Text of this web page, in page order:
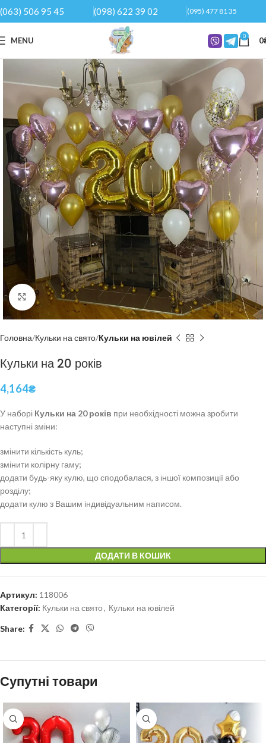
(063) 506 95 45 (098) 622 39 02 (095) 477 81 35
MENU 0 0
Click to enlarge
Головна Кульки на свято Кульки на ювілей
Кульки на 20 років
4,164₴
У наборі Кульки на 20 років при необхідності можна зробити
наступні зміни:
змінити кількість куль;
змінити колірну гаму;
додати будь-яку кулю, що сподобалася, з іншої композиції або
розділу;
додати кулю з Вашим індивідуальним написом.
ДОДАТИ В КОШИК
Артикул: 118006
Категорії: Кульки на свято, Кульки на ювілей
Share:
Супутні товари